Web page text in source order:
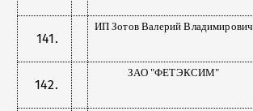
ИП Зотов Валерий Владимирович
ЗАО "ФЕТЭКСИМ"